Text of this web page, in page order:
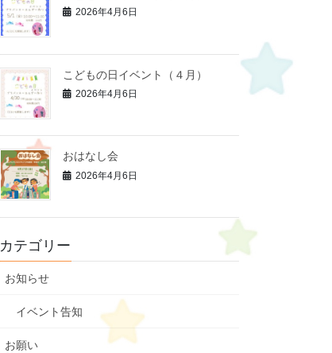
2026年4月6日
こどもの日イベント（４月）
2026年4月6日
おはなし会
2026年4月6日
カテゴリー
お知らせ
イベント告知
お願い